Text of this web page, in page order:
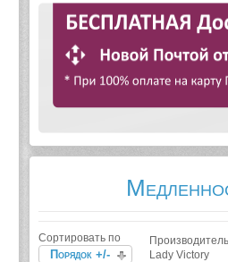
Сортировать по
Порядок +/-
Lady Victory